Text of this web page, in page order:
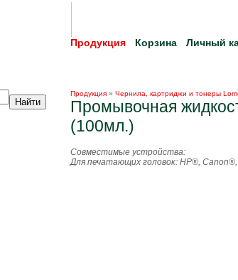
Продукция Корзина Личный
Продукция » Чернила, картриджи и тонеры
Промывочная
(100мл.)
Совместимые устройства:
Для печатающих головок: HP®,